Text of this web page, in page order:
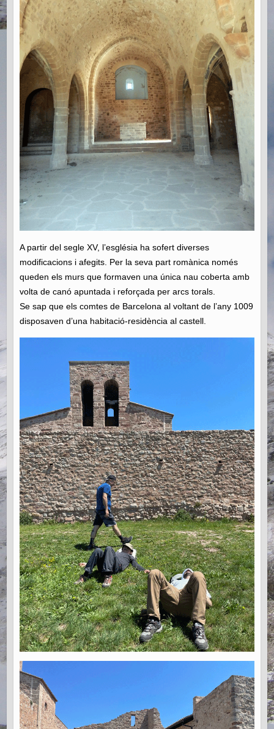
A partir del segle XV, l’església ha sofert diverses
modificacions i afegits. Per la seva part romànica només
queden els murs que formaven una única nau coberta amb
volta de canó apuntada i reforçada per arcs torals.
Se sap que els comtes de Barcelona al voltant de l’any 1009
disposaven d’una habitació-residència al castell.